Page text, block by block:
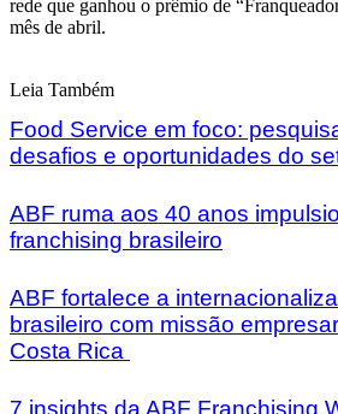
rede que ganhou o prêmio de
mês de abril.
Leia Também
Food Service em foco:
desafios e oportunidades do
ABF ruma aos 40 anos
franchising brasileiro
ABF fortalece a
brasileiro com missão
Costa Rica
7 insights da ABF Franchising